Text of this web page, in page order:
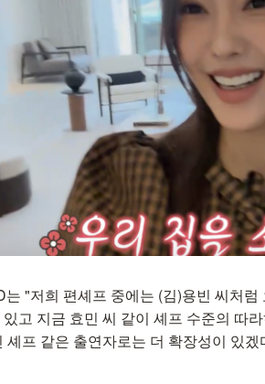
는 "저희 편셰프 중에는 (김)용빈 씨처
고 지금 효민 씨 같이 셰프 수준의 따
셰프 같은 출연자로는 더 확장성이 있